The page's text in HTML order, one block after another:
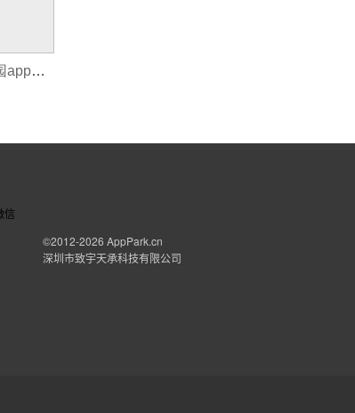
0基础学习制作app_公园app开发
©2012-2026 AppPark.cn
深圳市致宇天承科技有限公司